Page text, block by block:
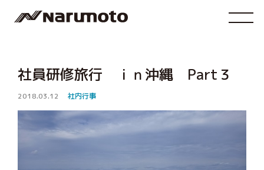
社員研修旅行 ｉｎ沖縄 Part３
2018.03.12 社内行事